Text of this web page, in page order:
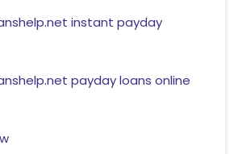
instant payday
payday loans online